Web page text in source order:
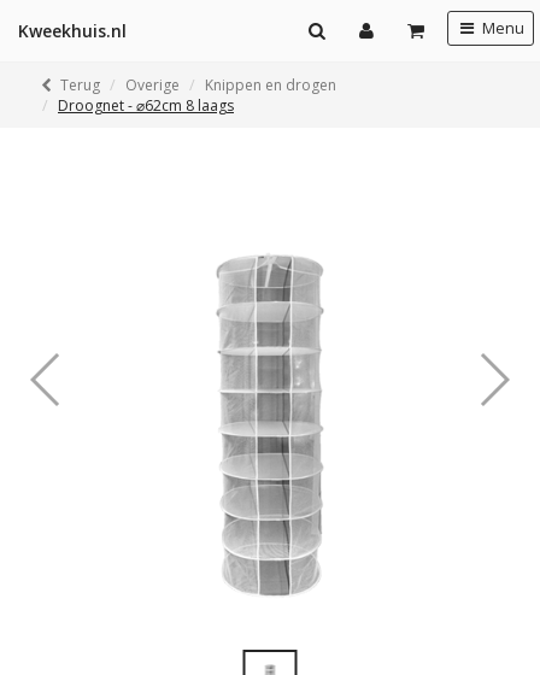
Kweekhuis.nl Menu
Terug Overige
Knippen en drogen
Droognet - ⌀62cm 8 laags